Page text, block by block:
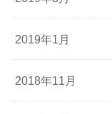
2019年1月
2018年11月